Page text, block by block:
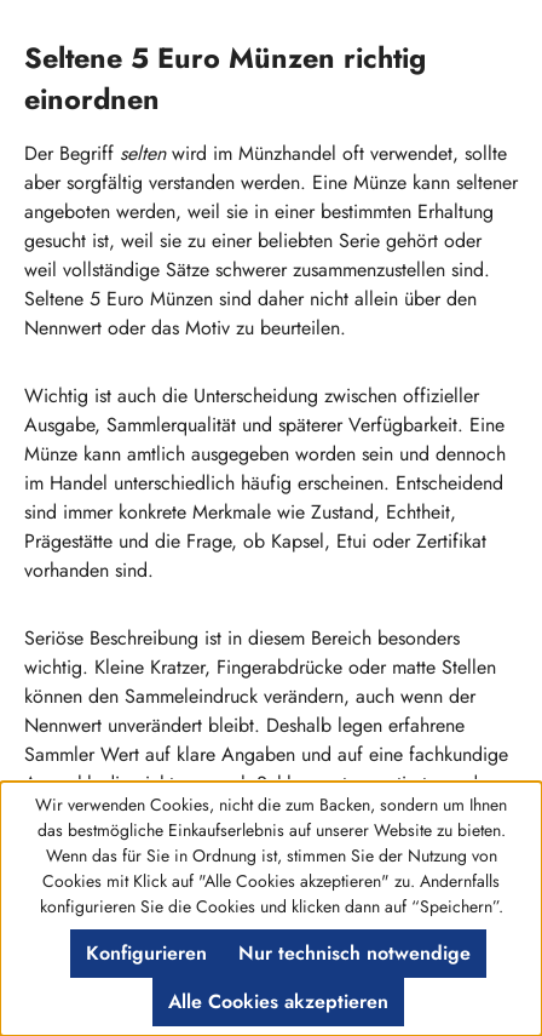
Seltene 5 Euro Münzen richtig
einordnen
Der Begriff seltenwird im Münzhandel oft verwendet, sollte
aber sorgfältig verstanden werden. Eine Münze kann seltener
angeboten werden, weil sie in einer bestimmten Erhaltung
gesucht ist, weil sie zu einer beliebten Serie gehört oder
weil vollständige Sätze schwerer zusammenzustellen sind.
Seltene 5 Euro Münzen sind daher nicht allein über den
Nennwert oder das Motiv zu beurteilen.
Wichtig ist auch die Unterscheidung zwischen offizieller
Ausgabe, Sammlerqualität und späterer Verfügbarkeit. Eine
Münze kann amtlich ausgegeben worden sein und dennoch
im Handel unterschiedlich häufig erscheinen. Entscheidend
sind immer konkrete Merkmale wie Zustand, Echtheit,
Prägestätte und die Frage, ob Kapsel, Etui oder Zertifikat
vorhanden sind.
Seriöse Beschreibung ist in diesem Bereich besonders
wichtig. Kleine Kratzer, Fingerabdrücke oder matte Stellen
können den Sammeleindruck verändern, auch wenn der
Nennwert unverändert bleibt. Deshalb legen erfahrene
Sammler Wert auf klare Angaben und auf eine fachkundige
Auswahl, die nicht nur nach Schlagworten sortiert, sondern
numismatische Details berücksichtigt.
Was beim Sammeln deutscher 5-
Euro-Münzen wichtig ist
Wenn Sie deutsche 5 Euro Münzen sammeln, lohnt sich ein
planvoller Aufbau. Sie können nach Jahrgängen, Serien,
Werkzeugleiste anzeigen
Wir verwenden Cookies, nicht die zum Backen, sondern um Ihnen
das bestmögliche Einkaufserlebnis auf unserer Website zu bieten.
Wenn das für Sie in Ordnung ist, stimmen Sie der Nutzung von
Cookies mit Klick auf "Alle Cookies akzeptieren" zu. Andernfalls
konfigurieren Sie die Cookies und klicken dann auf “Speichern”.
Nur technisch notwendige
Konfigurieren
Alle Cookies akzeptieren